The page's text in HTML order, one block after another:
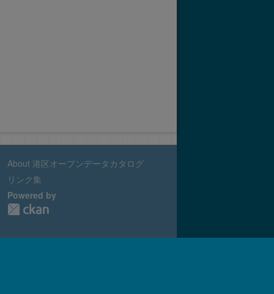
About 港区オープンデータカタログ
リンク集
Powered by